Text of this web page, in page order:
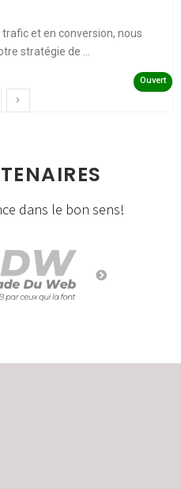
et en conversion, nous
stratégie de ...
Ouvert
dans le bon sens!